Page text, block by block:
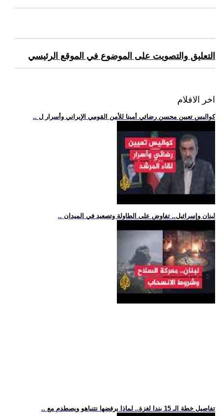
التعليق والتصويت على الموضوع في الموقع الرئيسي
اخر الافلام
.. كواليس تعيين محسن رضائي أمينا للأمن القومي الإيراني وأسرار ل
.. لبنان وإسرائيل.. تفاوض على الطاولة وتصعيد في الميدان
.. تفاصيل خطة الـ 15 بندا لغزة.. لماذا يرفضها نتنياهو ويصطدم مع